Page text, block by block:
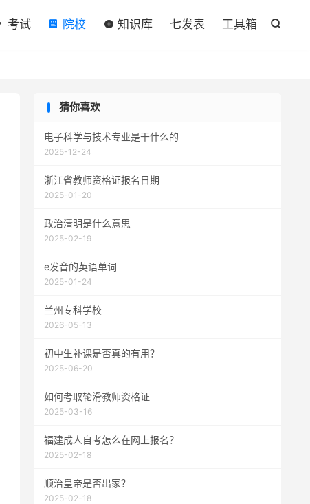

考试 院校 知识库 七发表 工具箱
猜你喜欢
电子科学与技术专业是干什么的
2025-12-24
浙江省教师资格证报名日期
2025-01-20
政治清明是什么意思
2025-02-19
e发音的英语单词
2025-01-24
兰州专科学校
2026-05-13
初中生补课是否真的有用？
2025-06-20
如何考取轮滑教师资格证
2025-03-16
福建成人自考怎么在网上报名？
2025-02-18
顺治皇帝是否出家？
2025-02-18